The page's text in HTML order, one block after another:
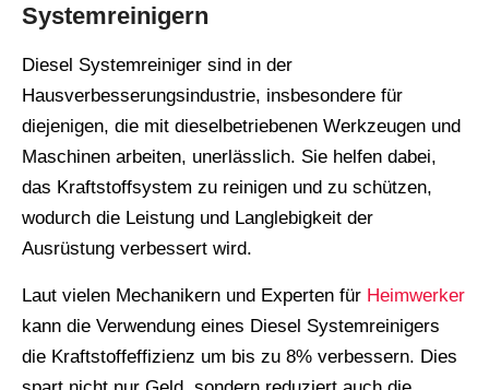
Systemreinigern
Diesel Systemreiniger sind in der
Hausverbesserungsindustrie, insbesondere für
diejenigen, die mit dieselbetriebenen Werkzeugen und
Maschinen arbeiten, unerlässlich. Sie helfen dabei,
das Kraftstoffsystem zu reinigen und zu schützen,
wodurch die Leistung und Langlebigkeit der
Ausrüstung verbessert wird.
Laut vielen Mechanikern und Experten für Heimwerker
kann die Verwendung eines Diesel Systemreinigers
die Kraftstoffeffizienz um bis zu 8% verbessern. Dies